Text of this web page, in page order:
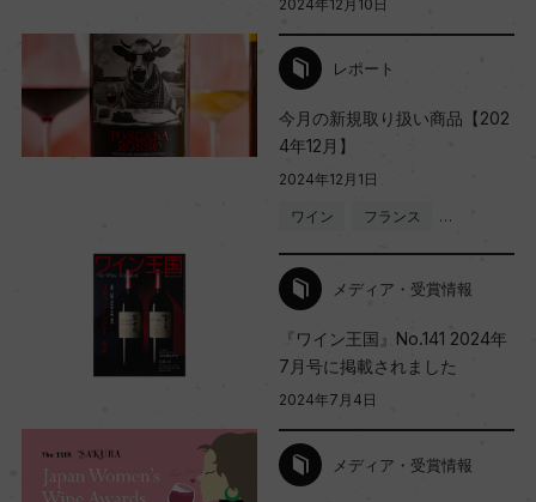
2024年12月10日
レポート
今月の新規取り扱い商品【202
4年12月】
2024年12月1日
ワイン フランス …
メディア・受賞情報
『ワイン王国』No.141 2024年
7月号に掲載されました
2024年7月4日
メディア・受賞情報